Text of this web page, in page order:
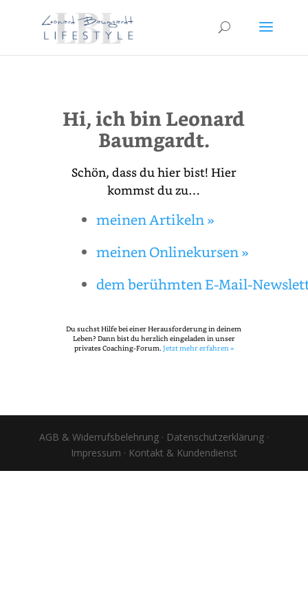
Hi, ich bin Leonard
Baumgardt.
Schön, dass du hier bist! Hier
kommst du zu…
meinen Artikeln »
meinen Onlinekursen »
dem berühmten E‑Mail-
Du suchst Hilfe bei einer Herausforderung in deinem
Leben? Dann bist du herzlich eingeladen in unser
privates Coaching-Forum. Jetzt mehr erfahren »
AGB & Widerrufsbelehrung· Datenschutzerklärung·
Impressum · Kontakt & Kundendienst